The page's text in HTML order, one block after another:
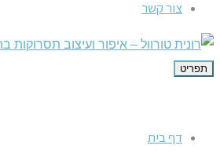
צור קשר
תפריט
דף בית